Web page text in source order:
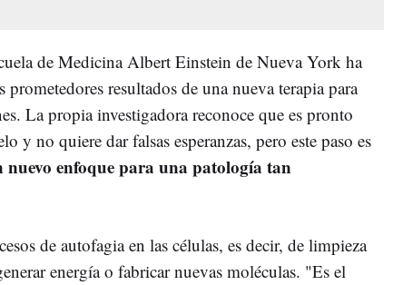
de Medicina Albert Einstein de Nueva York ha
prometedores resultados de una nueva terapia para
La propia investigadora reconoce que es pronto
y no quiere dar falsas esperanzas, pero este paso es
nuevo enfoque para una patología tan
de autofagia en las células, es decir, de limpieza
energía o fabricar nuevas moléculas. "Es el